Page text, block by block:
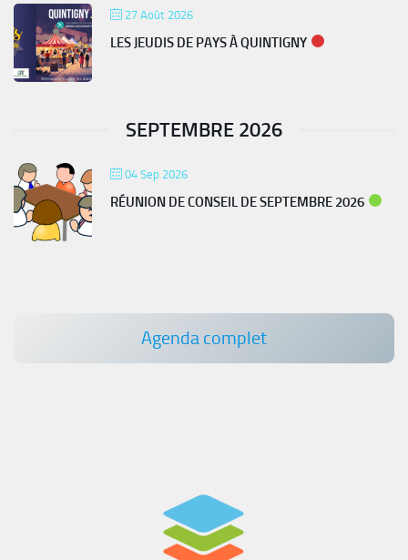
27 Août 2026
LES JEUDIS DE PAYS À QUINTIGNY
SEPTEMBRE 2026
04 Sep 2026
RÉUNION DE CONSEIL DE SEPTEMBRE 2026
Agenda complet